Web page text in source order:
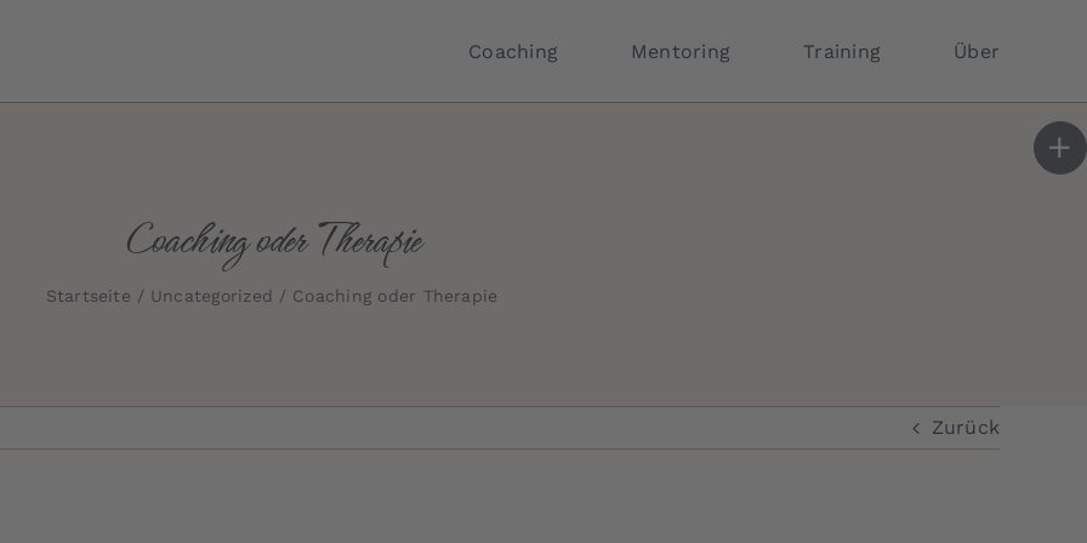
Coaching Mentoring Training Über
Coaching oder Therapie
Startseite Uncategorized Coaching oder Therapie
Zurück